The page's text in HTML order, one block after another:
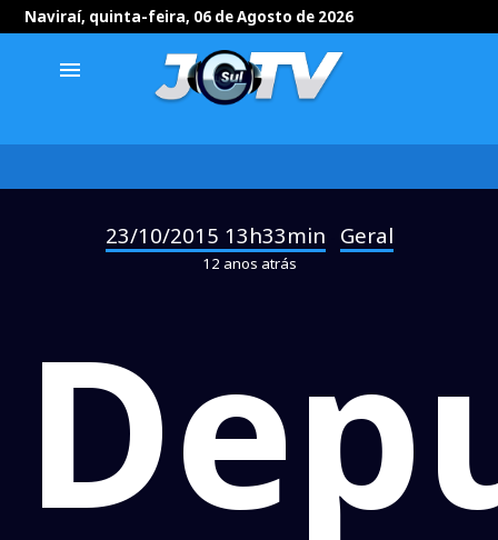
Naviraí, quinta-feira, 06 de Agosto de 2026
menu
23/10/2015 13h33min Geral
12 anos atrás